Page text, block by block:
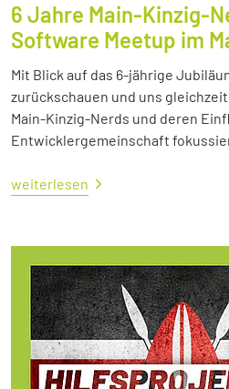
6 Jahre Main-Kinzig-
Software Meetup im
Mit Blick auf das 6-jährige
zurückschauen und uns
Main-Kinzig-Nerds und deren
Entwicklergemeinschaft
weiterlesen